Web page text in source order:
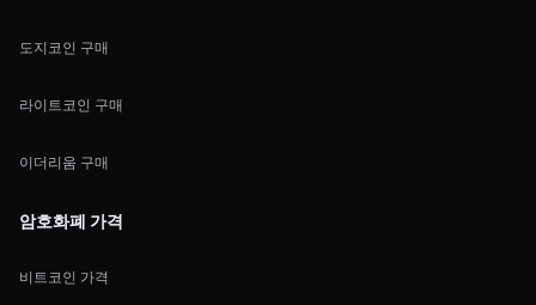
도지코인 구매
라이트코인 구매
이더리움 구매
암호화폐 가격
비트코인 가격